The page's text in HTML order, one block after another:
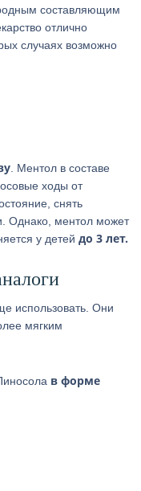
составляющим
отлично
случаях возможно
. Ментол в составе
ходы от
снять
Однако, ментол может
у детейдо 3 лет.
использовать. Они
мягким
в форме